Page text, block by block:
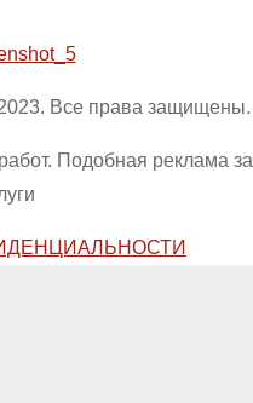
Все права защищены.
Подобная реклама